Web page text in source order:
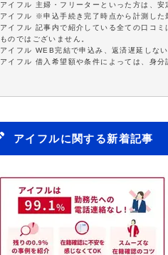
アイフル 主婦・フリーターといった方は、安
アイフル ※申込手続き完了時点から計測した
アイフル 記事内で紹介している全ての口コ
ものではございません。
アイフル WEB完結で申込み、返済遅延しな
アイフル 借入希望額や条件によっては、身
アイフルに関する新着記事